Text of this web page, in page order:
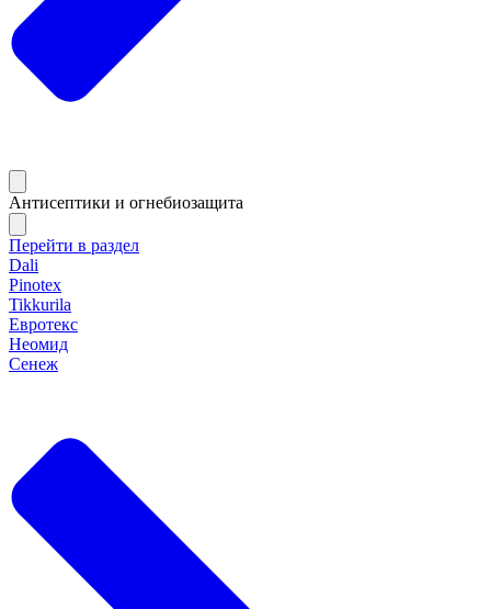
Антисептики и огнебиозащита
Перейти в раздел
Dali
Pinotex
Tikkurila
Евротекс
Неомид
Сенеж